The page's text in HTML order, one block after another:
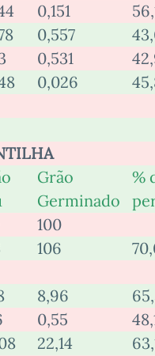
0,151
0,557
0,531
0,026
Grão
Germinado
%
100
106
8,96
0,55
22,14